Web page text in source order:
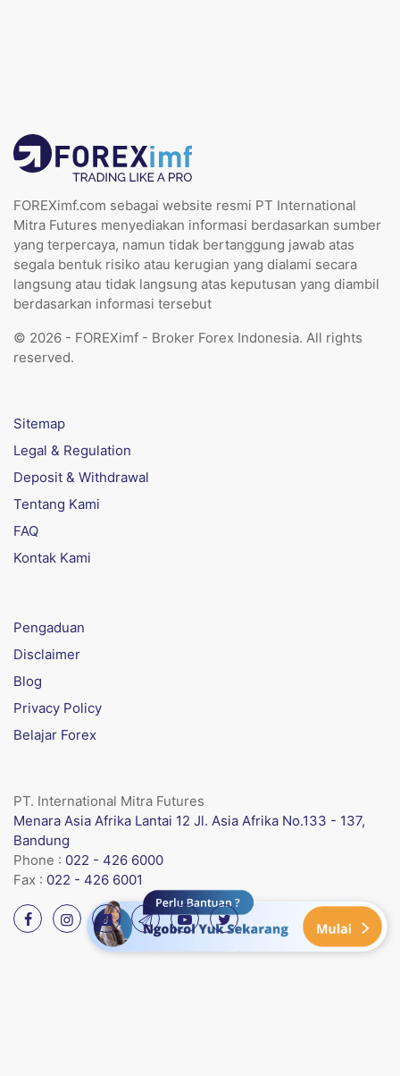
FOREXimf.com sebagai website resmi PT International
Mitra Futures menyediakan informasi berdasarkan sumber
yang terpercaya, namun tidak bertanggung jawab atas
segala bentuk risiko atau kerugian yang dialami secara
langsung atau tidak langsung atas keputusan yang diambil
berdasarkan informasi tersebut
© 2026 - FOREXimf - Broker Forex Indonesia. All rights
reserved.
Sitemap
Legal & Regulation
Deposit & Withdrawal
Tentang Kami
FAQ
Kontak Kami
Pengaduan
Disclaimer
Blog
Privacy Policy
Belajar Forex
PT. International Mitra Futures
Menara Asia Afrika Lantai 12 Jl. Asia Afrika No.133 - 137,
Bandung
Phone : 022 - 426 6000
Fax : 022 - 426 6001